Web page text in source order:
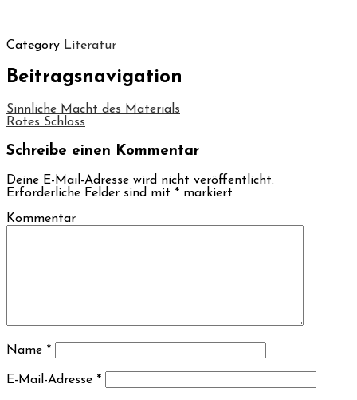
Category Literatur
Beitragsnavigation
Sinnliche Macht des Materials
Rotes Schloss
Schreibe einen Kommentar
Deine E-Mail-Adresse wird nicht veröffentlicht.
Erforderliche Felder sind mit * markiert
Kommentar
Name *
E-Mail-Adresse *